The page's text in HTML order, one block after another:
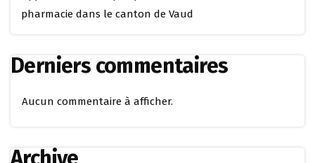
pharmacie dans le canton de Vaud
Derniers commentaires
Aucun commentaire à afficher.
Archive